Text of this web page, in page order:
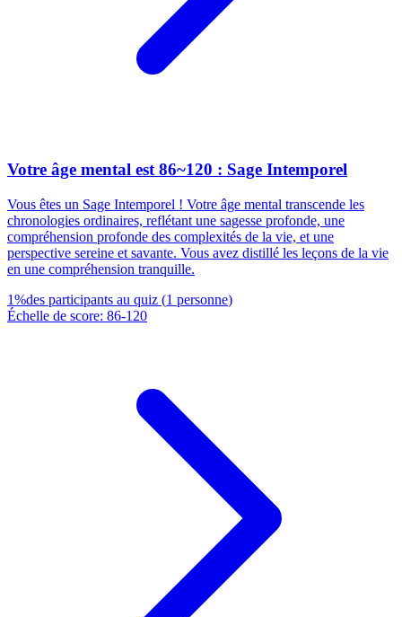
Votre âge mental est 86~120 : Sage Intemporel
Vous êtes un Sage Intemporel ! Votre âge mental transcende les
chronologies ordinaires, reflétant une sagesse profonde, une
compréhension profonde des complexités de la vie, et une
perspective sereine et savante. Vous avez distillé les leçons de la vie
en une compréhension tranquille.
1%des participants au quiz (1 personne)
Échelle de score: 86-120